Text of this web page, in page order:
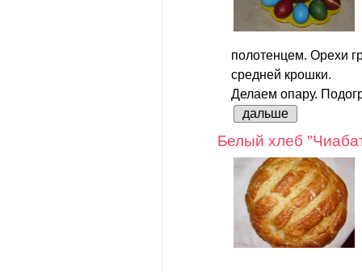
полотенцем. Орехи
средней крошки.
Делаем опару.
дальше
Белый хлеб